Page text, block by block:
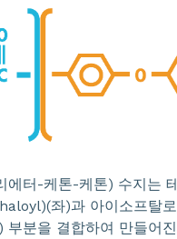
에터-케톤-케톤) 수지는 테
좌)과 아이소프탈로
분을 결합하여 만들어진